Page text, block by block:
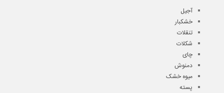
آجیل
خشکبار
تنقلات
شکلات
چای
دمنوش
میوه خشک
پسته